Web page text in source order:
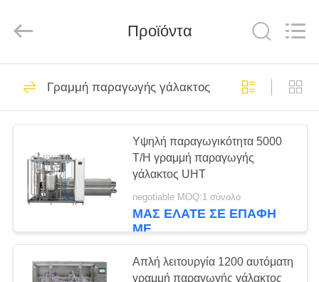
ΣΠΊΤΙ
ΠΡΟΪΌΝΤΑ
ΠΕΡΊΠΟΥ
ΕΜΕΊΣ
ΓΎΡΟΣ
ΕΡΓΟΣΤΑΣΊΩΝ
Management
Services
Γεμίζοντας γραμμή
γάλακτος
Γεμίζοντας γραμμή
7
Προϊόντα
Γραμμή παραγωγής γάλακτος UHT
Υψηλή παραγωγικότητα 5000
T/H γραμμή παραγωγής
γάλακτος UHT
negotiable MOQ:1 σύνολο
ΜΑΣ ΕΛΆΤΕ ΣΕ ΕΠΑΦΉ
ΜΕ
Απλή λειτουργία 1200 αυτόματη
γραμμή παραγωγής γάλακτος